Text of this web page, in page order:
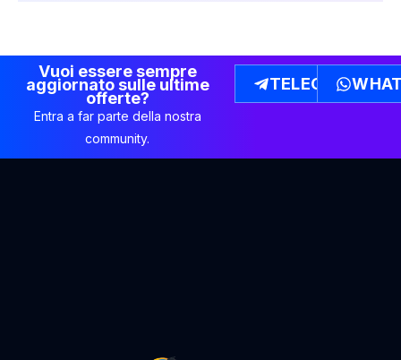
Vuoi essere sempre
aggiornato sulle ultime
offerte?
Entra a far parte della nostra
community.
TELEGRAM